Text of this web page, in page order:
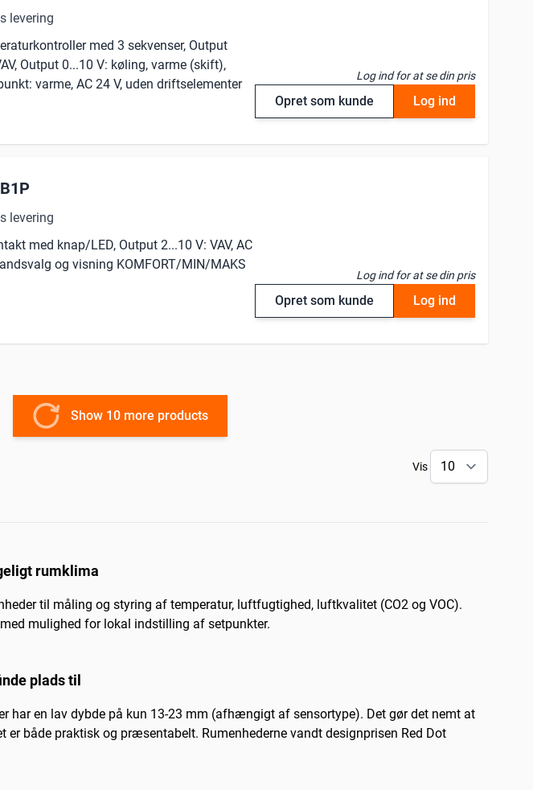
levering
med 3 sekvenser, Output
Output 0...10 V: køling, varme (skift),
varme, AC 24 V, uden driftselementer
Log ind for at se din pris
Opret som kunde Log ind
levering
med knap/LED, Output 2...10 V: VAV, AC
og visning KOMFORT/MIN/MAKS
Log ind for at se din pris
Opret som kunde Log ind
Show 10 more products
Vis
rumklima
til måling og styring af temperatur, luftfugtighed, luftkvalitet (CO2 og VOC).
mulighed for lokal indstilling af setpunkter.
plads til
har en lav dybde på kun 13-23 mm (afhængigt af sensortype). Det gør det nemt at
er både praktisk og præsentabelt. Rumenhederne vandt designprisen Red Dot